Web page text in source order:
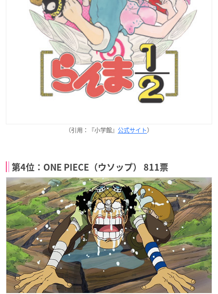
（引用：『小学館』 公式サイト）
第4位：ONE PIECE（ウソップ） 811票